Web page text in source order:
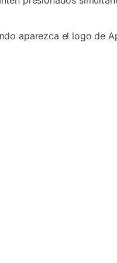
aparezca el logo de